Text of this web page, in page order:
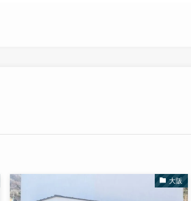
大阪